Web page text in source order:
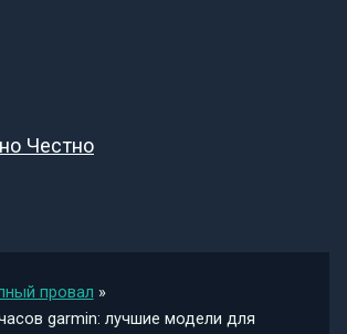
Честно
провал
garmin: лучшие модели для